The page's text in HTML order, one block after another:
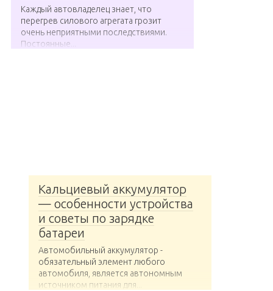
Каждый автовладелец знает, что
перегрев силового агрегата грозит
очень неприятными последствиями.
Постоянные...
Кальциевый аккумулятор
— особенности устройства
и советы по зарядке
батареи
Автомобильный аккумулятор -
обязательный элемент любого
автомобиля, является автономным
источником питания для...